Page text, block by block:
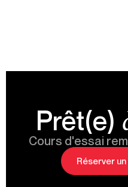
Prêt(e)
Cours d'essai
Réserver